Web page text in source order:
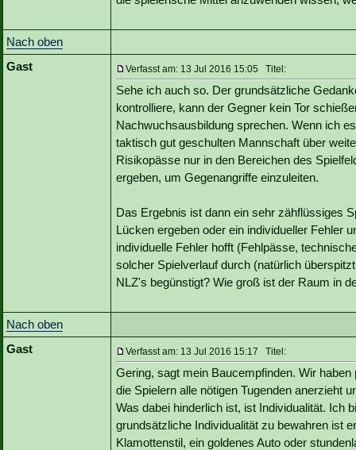
Nach oben
Gast
Verfasst am: 13 Jul 2016 15:05 Titel:
Sehe ich auch so. Der grundsätzliche
kontrolliere, kann der Gegner kein Tor
Nachwuchsausbildung sprechen. Wenn ich
taktisch gut geschulten Mannschaft über
Risikopässe nur in den Bereichen des
ergeben, um Gegenangriffe einzuleiten.
Das Ergebnis ist dann ein sehr zähflüssiges
Lücken ergeben oder ein individueller Fehler
individuelle Fehler hofft (Fehlpässe,
solcher Spielverlauf durch (natürlich
NLZ's begünstigt? Wie groß ist der Raum in
Nach oben
Gast
Verfasst am: 13 Jul 2016 15:17 Titel:
Gering, sagt mein Baucempfinden. Wir
die Spielern alle nötigen Tugenden anerzieht
Was dabei hinderlich ist, ist Individualität. Ich
grundsätzliche Individualität zu bewahren ist
Klamottenstil, ein goldenes Auto oder